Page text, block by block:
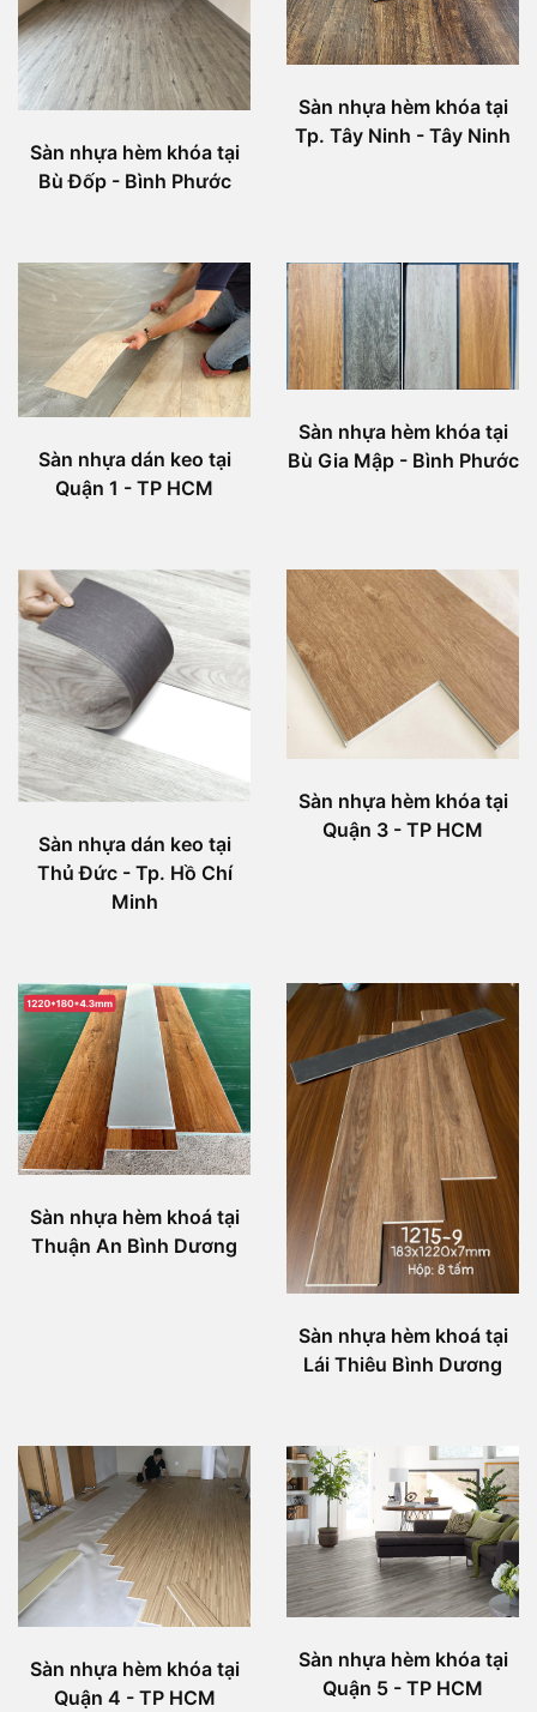
Sàn nhựa hèm khóa tại
Bù Đốp - Bình Phước
Sàn nhựa hèm khóa tại
Tp. Tây Ninh - Tây Ninh
Sàn nhựa dán keo tại
Quận 1 - TP HCM
Sàn nhựa hèm khóa tại
Bù Gia Mập - Bình Phước
Sàn nhựa dán keo tại
Thủ Đức - Tp. Hồ Chí
Minh
Sàn nhựa hèm khóa tại
Quận 3 - TP HCM
Sàn nhựa hèm khoá tại
Thuận An Bình Dương
Sàn nhựa hèm khoá tại
Lái Thiêu Bình Dương
Sàn nhựa hèm khóa tại
Quận 4 - TP HCM
Sàn nhựa hèm khóa tại
Quận 5 - TP HCM